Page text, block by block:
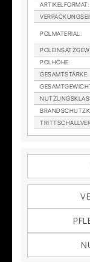
AR­TI­KEL­FOR­MAT:
POL­MA­TE­RI­AL :
POL­HÖ­HE:
GE­SAMT­STÄR­KE: